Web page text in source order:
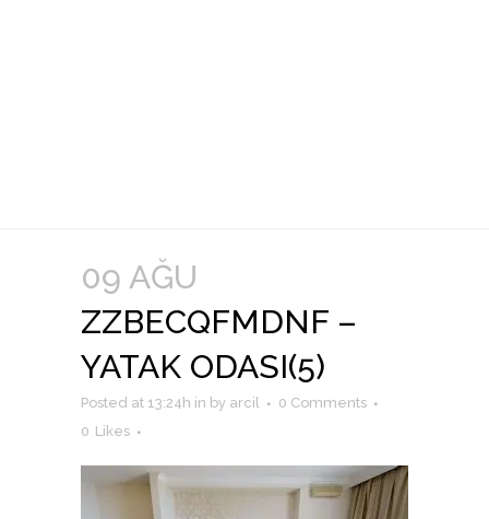
09 AĞU
ZZBECQFMDNF –
YATAK ODASI(5)
Posted at 13:24h in by arcil
0 Comments
0 Likes